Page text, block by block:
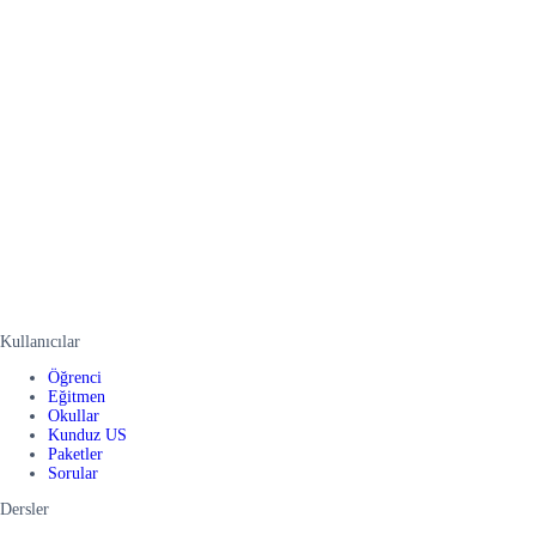
Kullanıcılar
Öğrenci
Eğitmen
Okullar
Kunduz US
Paketler
Sorular
Dersler